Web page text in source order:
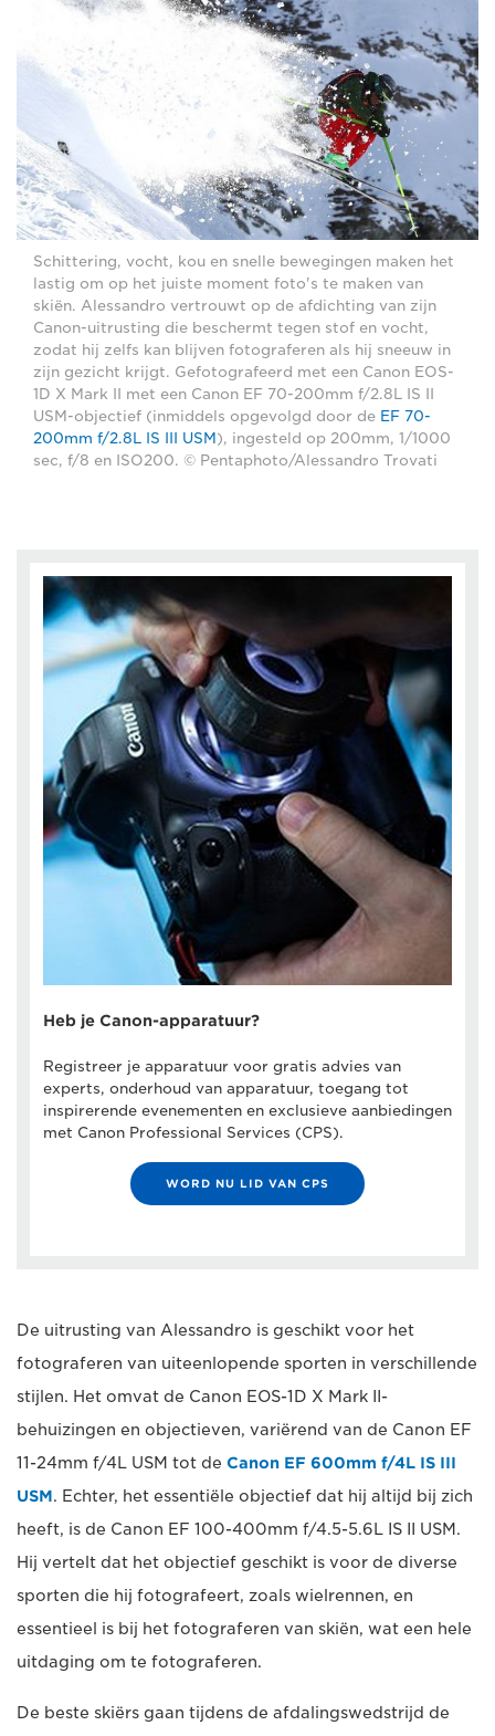
Schittering, vocht, kou en snelle bewegingen maken het
lastig om op het juiste moment foto's te maken van
skiën. Alessandro vertrouwt op de afdichting van zijn
Canon-uitrusting die beschermt tegen stof en vocht,
zodat hij zelfs kan blijven fotograferen als hij sneeuw in
zijn gezicht krijgt. Gefotografeerd met een Canon EOS-
1D X Mark II met een Canon EF 70-200mm f/2.8L IS II
USM-objectief (inmiddels opgevolgd door de EF 70-
200mm f/2.8L IS III USM), ingesteld op 200mm, 1/1000
sec, f/8 en ISO200. © Pentaphoto/Alessandro Trovati
Heb je Canon-apparatuur?
Registreer je apparatuur voor gratis advies van
experts, onderhoud van apparatuur, toegang tot
inspirerende evenementen en exclusieve aanbiedingen
met Canon Professional Services (CPS).
WORD NU LID VAN CPS
De uitrusting van Alessandro is geschikt voor het
fotograferen van uiteenlopende sporten in verschillende
stijlen. Het omvat de Canon EOS-1D X Mark II-
behuizingen en objectieven, variërend van de Canon EF
11-24mm f/4L USM tot de Canon EF 600mm f/4L IS III
USM. Echter, het essentiële objectief dat hij altijd bij zich
heeft, is de Canon EF 100-400mm f/4.5-5.6L IS II USM.
Hij vertelt dat het objectief geschikt is voor de diverse
sporten die hij fotografeert, zoals wielrennen, en
essentieel is bij het fotograferen van skiën, wat een hele
uitdaging om te fotograferen.
De beste skiërs gaan tijdens de afdalingswedstrijd de